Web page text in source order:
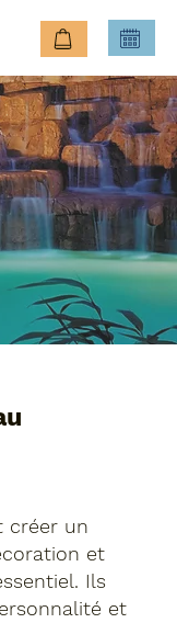
créer un
et
Ils
et